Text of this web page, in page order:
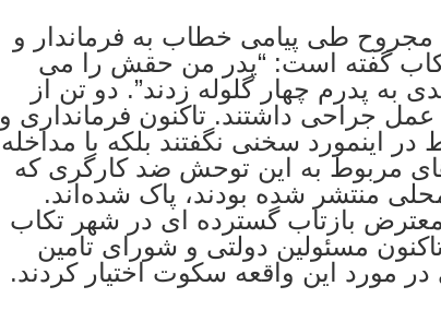
مجروح طی پیامی خطاب به فرماندار و
گفته است: “پدر من حقش را می
به پدرم چهار گلوله زدند”. دو تن از
عمل جراحی داشتند. تاکنون فرمانداری و
اینمورد سخنی نگفتند بلکه با مداخله
مربوط به این توحش ضد کارگری که
منتشر شده بودند، پاک شده‌اند.
معترض بازتاب گسترده ای در شهر تکاب
مسئولین دولتی و شورای تامین
در مورد این واقعه سکوت اختیار کردند.